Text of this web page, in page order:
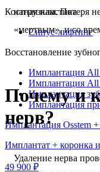
Костная пластика
Синус-лифтинг
Восстановление
Имплантация All
Имплантация All
Имплантация
Имплантация
Имплантация Osstem
Имплантат + коронка
49 900 ₽
нагрузкам. Потеря
«мертвым», и со
Почему и
нерв?
Удаление нерва